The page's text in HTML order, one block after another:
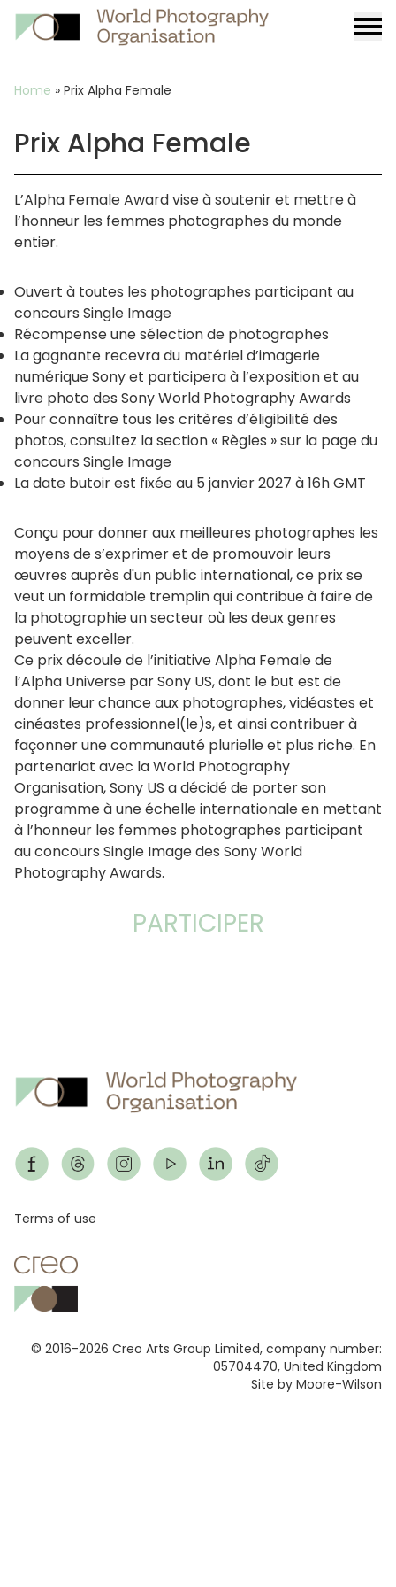
Breadcrumb
Home » Prix Alpha Female
Prix Alpha Female
L’Alpha Female Award vise à soutenir et mettre à
l’honneur les femmes photographes du monde
entier.
Ouvert à toutes les photographes participant au
concours Single Image
Récompense une sélection de photographes
La gagnante recevra du matériel d’imagerie
numérique Sony et participera à l’exposition et au
livre photo des Sony World Photography Awards
Pour connaître tous les critères d’éligibilité des
photos, consultez la section « Règles » sur la page du
concours Single Image
La date butoir est fixée au 5 janvier 2027 à 16h GMT
Conçu pour donner aux meilleures photographes les
moyens de s’exprimer et de promouvoir leurs
œuvres auprès d'un public international, ce prix se
veut un formidable tremplin qui contribue à faire de
la photographie un secteur où les deux genres
peuvent exceller.
Ce prix découle de l’initiative Alpha Female de
l’Alpha Universe par Sony US, dont le but est de
donner leur chance aux photographes, vidéastes et
cinéastes professionnel(le)s, et ainsi contribuer à
façonner une communauté plurielle et plus riche. En
partenariat avec la World Photography
Organisation, Sony US a décidé de porter son
programme à une échelle internationale en mettant
à l’honneur les femmes photographes participant
au concours Single Image des Sony World
Photography Awards.
PARTICIPER
© 2016-2026 Creo Arts Group Limited, company number:
05704470, United Kingdom
Site by Moore-Wilson
Footer
Terms of use